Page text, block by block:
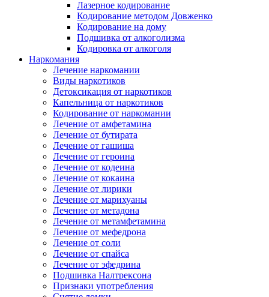
Лазерное кодирование
Кодирование методом Довженко
Кодирование на дому
Подшивка от алкоголизма
Кодировка от алкоголя
Наркомания
Лечение наркомании
Виды наркотиков
Детоксикация от наркотиков
Капельница от наркотиков
Кодирование от наркомании
Лечение от амфетамина
Лечение от бутирата
Лечение от гашиша
Лечение от героина
Лечение от кодеина
Лечение от кокаина
Лечение от лирики
Лечение от марихуаны
Лечение от метадона
Лечение от метамфетамина
Лечение от мефедрона
Лечение от соли
Лечение от спайса
Лечение от эфедрина
Подшивка Налтрексона
Признаки употребления